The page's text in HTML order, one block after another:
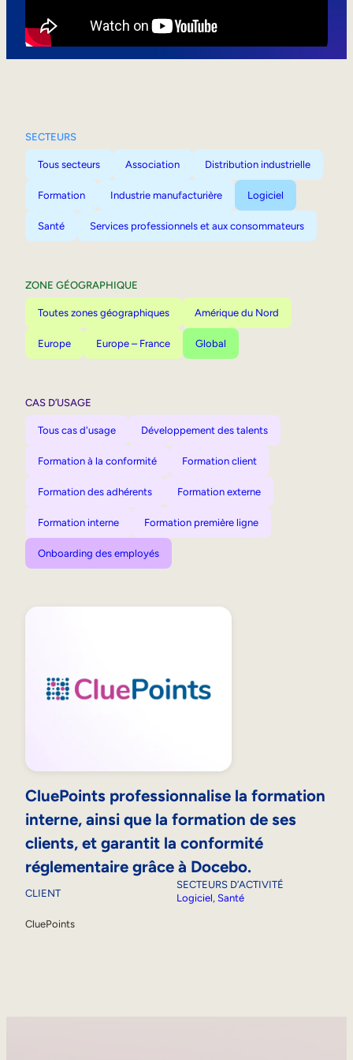
SECTEURS
Tous secteurs Association Distribution industrielle
Formation Industrie manufacturière Logiciel
Santé Services professionnels et aux consommateurs
ZONE GÉOGRAPHIQUE
Toutes zones géographiques Amérique du Nord
Europe Europe – France Global
CAS D’USAGE
Tous cas d'usage Développement des talents
Formation à la conformité Formation client
Formation des adhérents Formation externe
Formation interne Formation première ligne
Onboarding des employés
CluePoints professionnalise la formation
interne, ainsi que la formation de ses
clients, et garantit la conformité
réglementaire grâce à Docebo.
CLIENT
CluePoints
SECTEURS D’ACTIVITÉ
Logiciel, Santé